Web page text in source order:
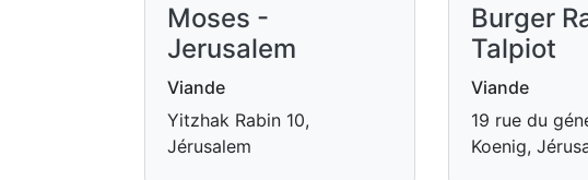
Moses -
Jerusalem
Viande
Yitzhak Rabin 10,
Jérusalem
Burger
Talpiot
Viande
19 rue du
Koenig,